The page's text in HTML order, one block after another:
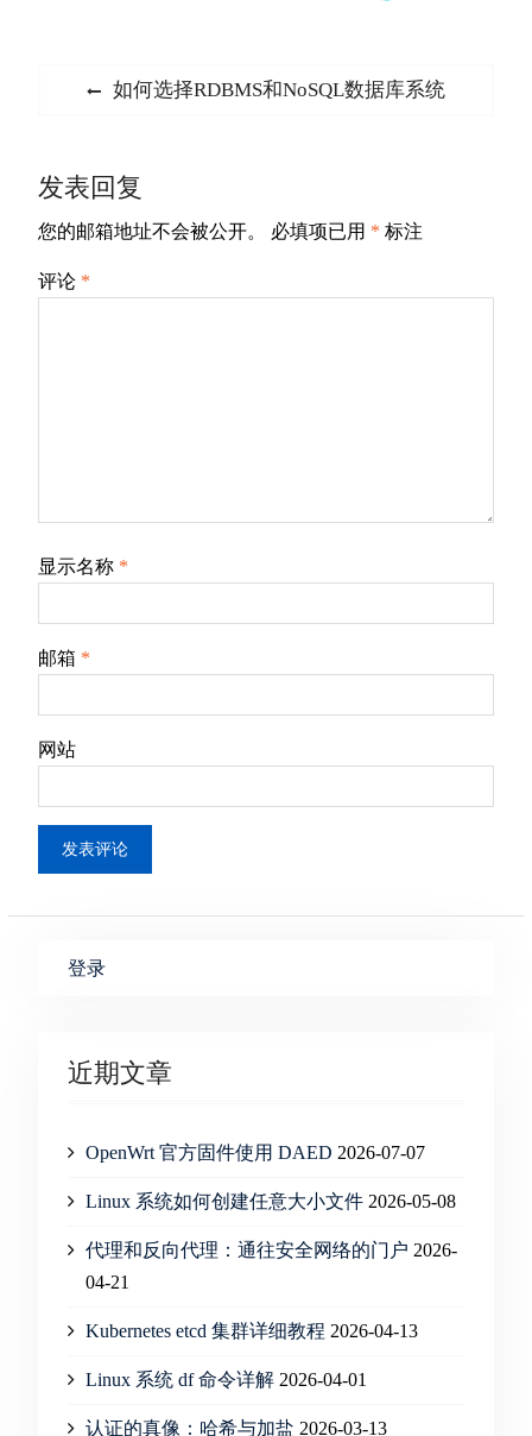
航
Previous
如何选择RDBMS和NoSQL数据库系统
发表回复
您的邮箱地址不会被公开。 必填项已用 * 标注
评论 *
显示名称 *
邮箱 *
网站
登录
近期文章
OpenWrt 官方固件使用 DAED 2026-07-07
Linux 系统如何创建任意大小文件 2026-05-08
代理和反向代理：通往安全网络的门户 2026-
04-21
Kubernetes etcd 集群详细教程 2026-04-13
Linux 系统 df 命令详解 2026-04-01
认证的真像：哈希与加盐 2026-03-13